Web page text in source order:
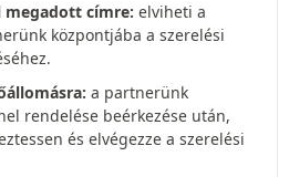
megadott címre: elviheti a
központjába a szerelési
a partnerünk
rendelése beérkezése után,
és elvégezze a szerelési